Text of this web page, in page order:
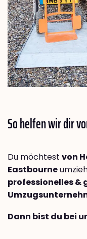
So helfen wir dir
Du möchtest von
Eastbourne
professionelles &
Dann bist du bei